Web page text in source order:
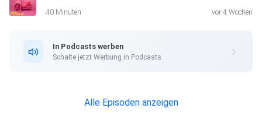
40 Minuten vor 4 Wochen
In Podcasts werben
Schalte jetzt Werbung in Podcasts.
Alle Episoden anzeigen